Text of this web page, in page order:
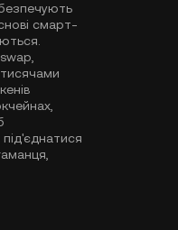
смарт-